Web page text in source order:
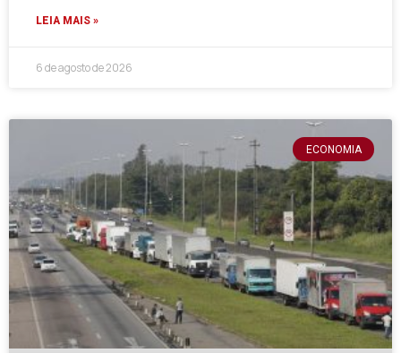
LEIA MAIS »
6 de agosto de 2026
ECONOMIA